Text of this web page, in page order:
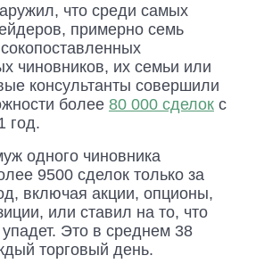
что среди самых
примерно семь
чиновников, их семьи или
консультанты совершили
более 80 000 сделок с
год.
одного чиновника
9500 сделок только за
включая акции, опционы,
или ставил на то, что
Это в среднем 38
торговый день.